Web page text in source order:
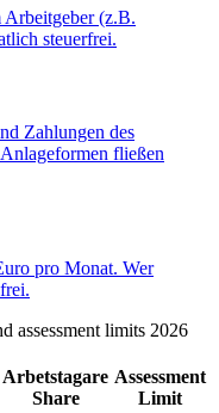
Arbeitgeber (z.B.
steuerfrei.
Zahlungen des
fließen
pro Monat. Wer
assessment limits 2026
Arbetstagare
Share
Assessment
Limit